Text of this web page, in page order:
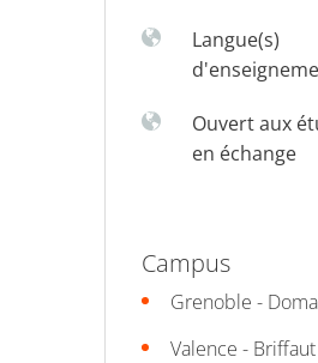
Langue(s)
Ouvert aux
en échange
Campus
Grenoble -
Valence - Briffaut